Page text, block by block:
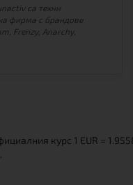
са техни
фирма с брандове
Frenzy, Anarchy,